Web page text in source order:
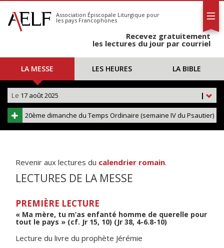
S'abonner
Calendrier
Association Épiscopale Liturgique pour
les pays Francophones
Recevez gratuitement
les lectures du jour par courriel
LA MESSE LES HEURES LA BIBLE
|
Le 17 août 2025
20ème dimanche du Temps Ordinaire (semaine IV du Psautier)
Revenir aux lectures du calendrier romain.
LECTURES DE LA MESSE
PREMIÈRE LECTURE
« Ma mère, tu m’as enfanté homme de querelle pour
tout le pays » (cf. Jr 15, 10) (Jr 38, 4-6.8-10)
Lecture du livre du prophète Jérémie